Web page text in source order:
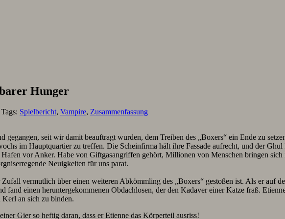
Hunger
Spielbericht, Vampire, Zusammenfassung
gegangen, seit wir damit beauftragt wurden, dem Treiben des „Boxers“ ein Ende zu
im Hauptquartier zu treffen. Die Scheinfirma hält ihre Fassade aufrecht, und der
vor Anker. Habe von Giftgasangriffen gehört, Millionen von Menschen bringen
Neuigkeiten für uns parat.
vermutlich über einen weiteren Abkömmling des „Boxers“ gestoßen ist. Als er auf
fand einen heruntergekommenen Obdachlosen, der den Kadaver einer Katze fraß.
an sich zu binden.
Gier so heftig daran, dass er Etienne das Körperteil ausriss!